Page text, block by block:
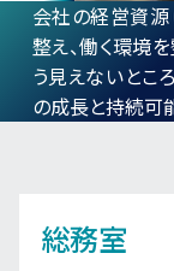
会社の経営資源
整え、働く環境
う見えないとこ
の成長と持続可
総務室